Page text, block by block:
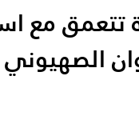
تتعمق مع
الصهيوني